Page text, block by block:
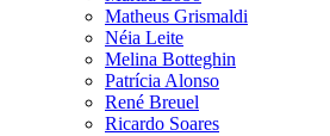
Matheus Grismaldi
Néia Leite
Melina Botteghin
Patrícia Alonso
René Breuel
Ricardo Soares